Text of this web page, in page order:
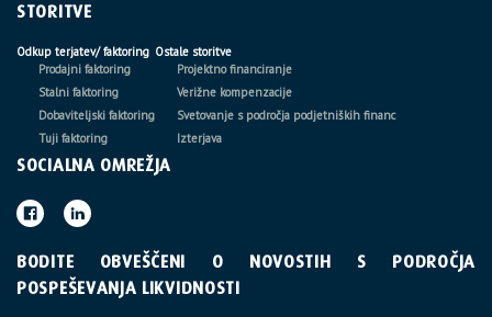
STORITVE
Odkup terjatev/ faktoring
Prodajni faktoring
Stalni faktoring
Dobaviteljski faktoring
Tuji faktoring
Ostale storitve
Projektno financiranje
Verižne kompenzacije
Svetovanje s področja podjetniških financ
Izterjava
SOCIALNA OMREŽJA
BODITE OBVEŠČENI O NOVOSTIH S PODROČJA
POSPEŠEVANJA LIKVIDNOSTI